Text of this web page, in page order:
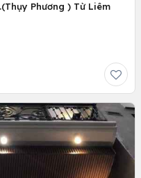
Phương ) Từ Liêm